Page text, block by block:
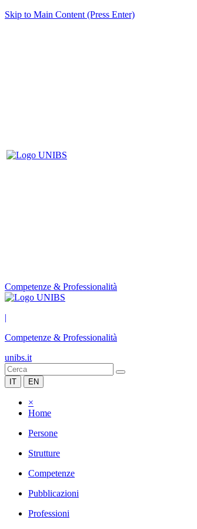
Skip to Main Content (Press Enter)
Competenze & Professionalità
|
Competenze & Professionalità
unibs.it
IT EN
×
Home
Persone
Strutture
Competenze
Pubblicazioni
Professioni